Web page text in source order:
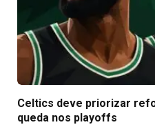
Celtics deve priorizar
queda nos playoffs